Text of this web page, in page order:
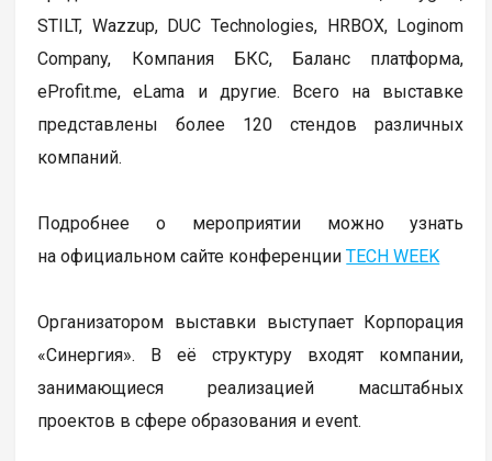
STILT, Wazzup, DUC Technologies, HRBOX, Loginom
Company, Компания БКС, Баланс платформа,
eProfit.me, eLama и другие. Всего на выставке
представлены более 120 стендов различных
компаний.
Подробнее о мероприятии можно узнать
на официальном сайте конференцииTECH WEEK
Организатором выставки выступает Корпорация
«Синергия». В её структуру входят компании,
занимающиеся реализацией масштабных
проектов в сфере образования и event.